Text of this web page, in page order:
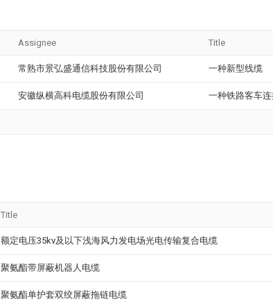
Assignee Title
常熟市景弘盛通信科技股份有限公司 一种新型线缆
安徽纵横高科电缆股份有限公司 一种铁路客车
Title
额定电压35kv及以下浅海风力发电场光电传输复合电缆
聚氨酯带屏蔽机器人电缆
聚氨酯单护套双绞屏蔽拖链电缆